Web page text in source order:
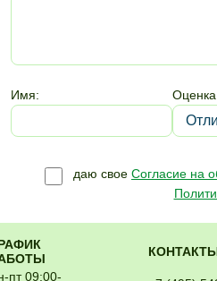
Имя:
даю свое Согласие на
пт 09:00-